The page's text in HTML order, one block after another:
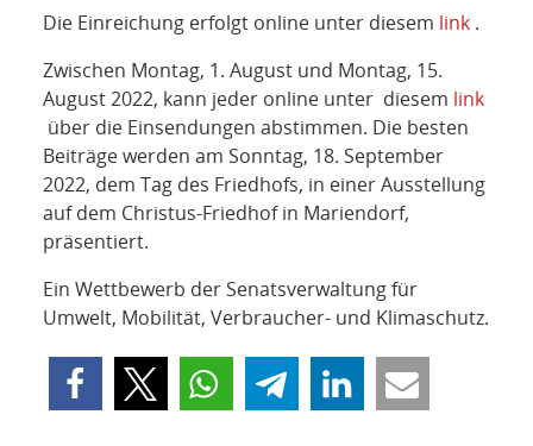
Die Einreichung erfolgt online unter diesem link.
Zwischen Montag, 1. August und Montag, 15.
August 2022, kann jeder online unter diesem link
über die Einsendungen abstimmen. Die besten
Beiträge werden am Sonntag, 18. September
2022, dem Tag des Friedhofs, in einer Ausstellung
auf dem Christus-Friedhof in Mariendorf,
präsentiert.
Ein Wettbewerb der Senatsverwaltung für
Umwelt, Mobilität, Verbraucher- und Klimaschutz.